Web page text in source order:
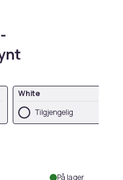
White
Tilgjengelig
På lager